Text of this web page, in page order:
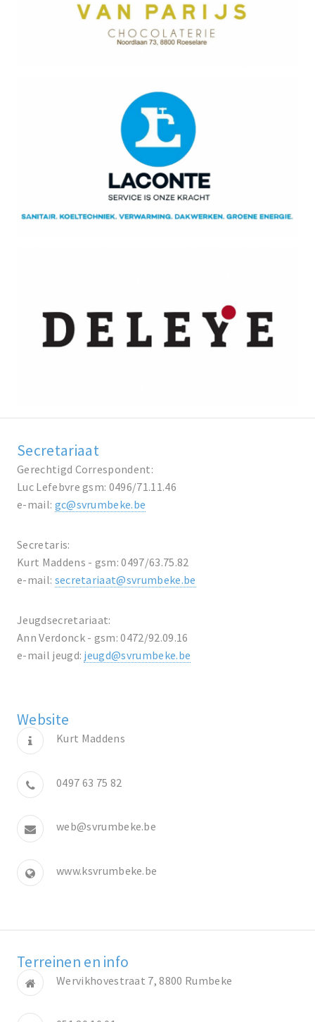
Secretariaat
Gerechtigd Correspondent:
Luc Lefebvre gsm: 0496/71.11.46
e-mail: gc@svrumbeke.be
Secretaris:
Kurt Maddens - gsm: 0497/63.75.82
e-mail: secretariaat@svrumbeke.be
Jeugdsecretariaat:
Ann Verdonck - gsm: 0472/92.09.16
e-mail jeugd: jeugd@svrumbeke.be
Website
Kurt Maddens
0497 63 75 82
web@svrumbeke.be
www.ksvrumbeke.be
Terreinen en info
Wervikhovestraat 7, 8800 Rumbeke